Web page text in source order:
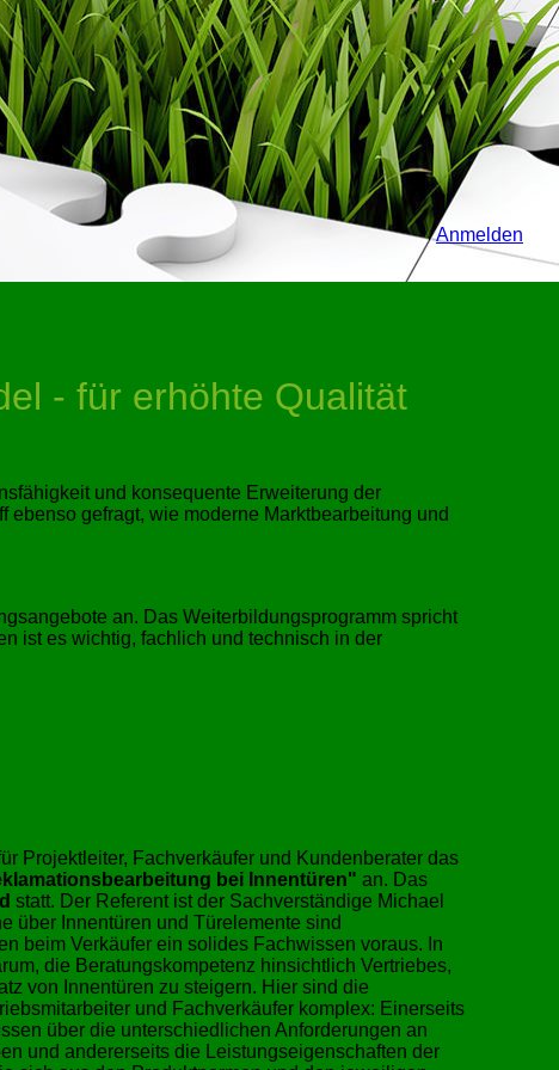
Anmelden
- für erhöhte Qualität
und konsequente Erweiterung der
gefragt, wie moderne Marktbearbeitung und
an. Das Weiterbildungsprogramm spricht
ist es wichtig, fachlich und technisch in der
Projektleiter, Fachverkäufer und Kundenberater das
bei Innentüren" an. Das
statt. Der Referent ist der Sachverständige Michael
über Innentüren und Türelemente sind
beim Verkäufer ein solides Fachwissen voraus. In
die Beratungskompetenz hinsichtlich Vertriebes,
von Innentüren zu steigern. Hier sind die
und Fachverkäufer komplex: Einerseits
über die unterschiedlichen Anforderungen an
und andererseits die Leistungseigenschaften der